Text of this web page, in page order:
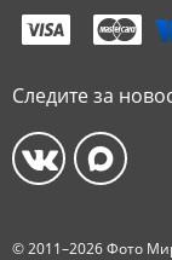
Следите за
© 2011–2026 Фото